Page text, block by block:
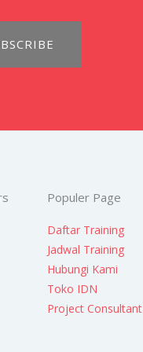
Populer Page
Daftar Training
Jadwal Training
Hubungi Kami
Toko IDN
Project Consultant